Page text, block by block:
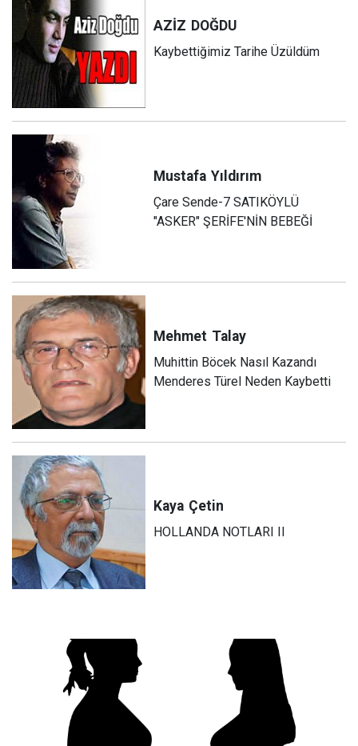
AZİZ DOĞDU
Kaybettiğimiz Tarihe Üzüldüm
Mustafa Yıldırım
Çare Sende-7 SATIKÖYLÜ
"ASKER" ŞERİFE'NİN BEBEĞİ
Mehmet Talay
Muhittin Böcek Nasıl Kazandı
Menderes Türel Neden Kaybetti
Kaya Çetin
HOLLANDA NOTLARI II